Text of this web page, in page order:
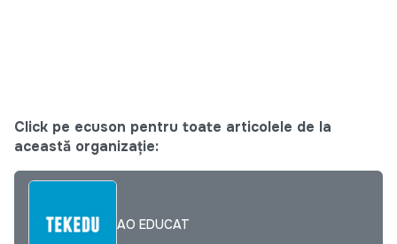
Click pe ecuson pentru toate articolele de la
această organizație:
AO EDUCAT